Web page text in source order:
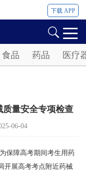
下载 APP
食品 药品 医疗
量安全专项检查
06-04
保障高考期间考生用药
开展高考考点附近药械